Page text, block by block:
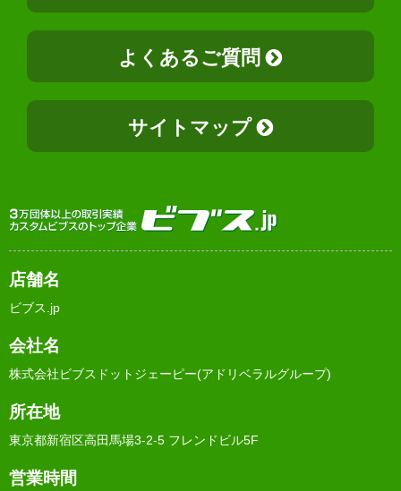
よくあるご質問
サイトマップ
店舗名
ビブス.jp
会社名
株式会社ビブスドットジェーピー(アドリベラルグループ)
所在地
東京都新宿区高田馬場3-2-5 フレンドビル5F
営業時間